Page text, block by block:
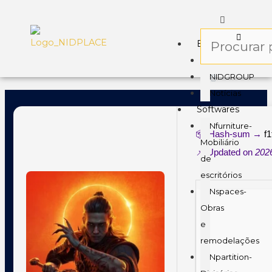
Empresa
NIDGROUP
Notícias
Softwares
Nfurniture-
Mobiliário
de
escritórios
Nspaces-
Obras
e
remodelações
Npartition-
📦 Hash-sum →
📌 Updated on